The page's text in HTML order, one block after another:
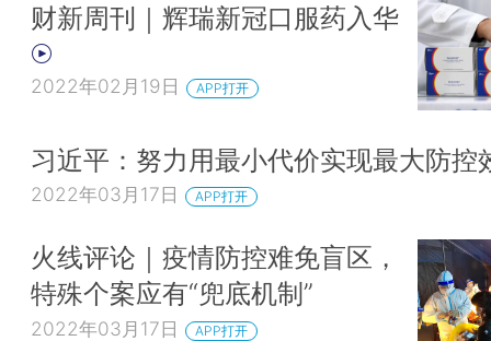
财新周刊｜辉瑞新冠口服药入华
2022年02月19日 APP打开
习近平：努力用最小代价实现最大防控
2022年03月17日 APP打开
火线评论｜疫情防控难免盲区，
特殊个案应有“兜底机制”
2022年03月17日 APP打开